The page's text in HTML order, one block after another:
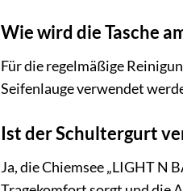
Wie wird die Tasche
Für die regelmäßige
Seifenlauge verwendet
Ist der Schultergurt
Ja, die Chiemsee „LIGHT N